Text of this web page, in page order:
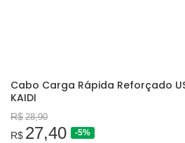
Cabo Carga Rápida Reforçado
KAIDI
R$ 28,90
R$ 27,40 -5%